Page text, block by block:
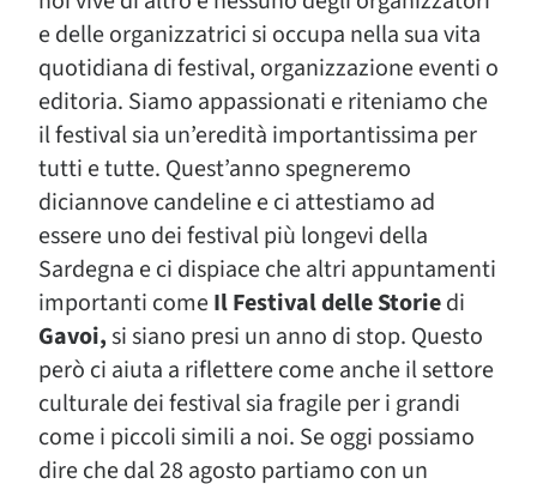
e delle organizzatrici si occupa nella sua vita
quotidiana di festival, organizzazione eventi o
editoria. Siamo appassionati e riteniamo che
il festival sia un’eredità importantissima per
tutti e tutte. Quest’anno spegneremo
diciannove candeline e ci attestiamo ad
essere uno dei festival più longevi della
Sardegna e ci dispiace che altri appuntamenti
importanti comeIl Festival delle Storiedi
Gavoi,si siano presi un anno di stop. Questo
però ci aiuta a riflettere come anche il settore
culturale dei festival sia fragile per i grandi
come i piccoli simili a noi. Se oggi possiamo
dire che dal 28 agosto partiamo con un